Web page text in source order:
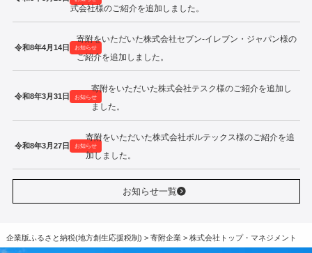
式会社様のご紹介を追加しました。
令和8年4月14日 お知らせ
寄附をいただいた株式会社セブン‐イレブン・ジャパン様の
ご紹介を追加しました。
令和8年3月31日 お知らせ
寄附をいただいた株式会社テスク様のご紹介を追加し
ました。
令和8年3月27日 お知らせ
寄附をいただいた株式会社ボルテックス様のご紹介を追
加しました。
お知らせ一覧
企業版ふるさと納税(地方創生応援税制) > 寄附企業> 株式会社トップ・マネジメント